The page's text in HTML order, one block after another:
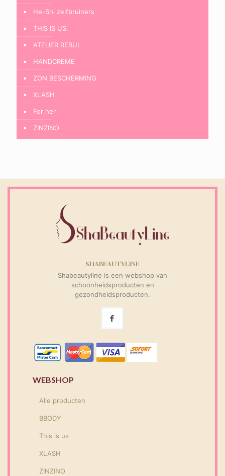
He-Shi zelfbruiners
THIS IS US.
ATELIER REBUL
HANDCREME
ZON BESCHERMING
XLASH
For her
ZINZINO
SHABEAUTYLINE
Shabeautyline is een webshop van
schoonheidsproducten en
gezondheidsproducten.
WEBSHOP
Alle producten
BBODY
This is us
XLASH
ZINZINO